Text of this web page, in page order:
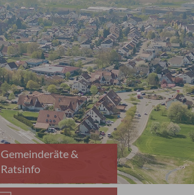
Gemeinderäte &
Ratsinfo